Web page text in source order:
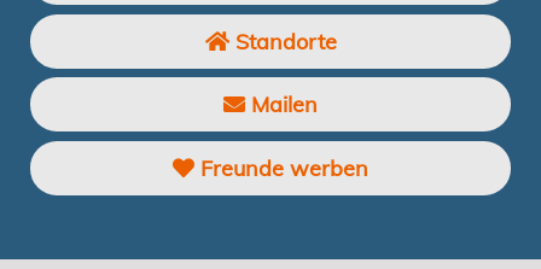
Standorte
Mailen
Freunde werben